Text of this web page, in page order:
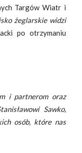
Targów Wiatr i
żeglarskie widzi
po otrzymaniu
i partnerom oraz
Sawko,
osób, które nas